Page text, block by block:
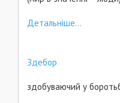
Детальніше...
Здебор
здобуваючий у